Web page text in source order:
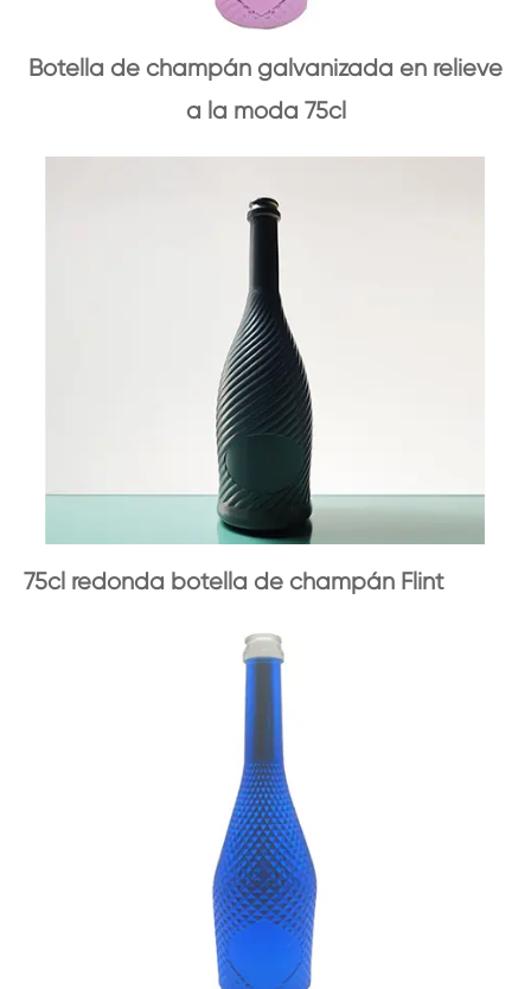
Botella de champán galvanizada en relieve
a la moda 75cl
75cl redonda botella de champán Flint